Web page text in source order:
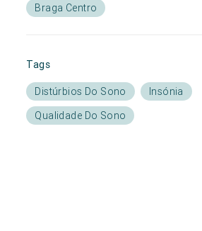
Braga Centro
Tags
Distúrbios Do Sono
Insónia
Qualidade Do Sono